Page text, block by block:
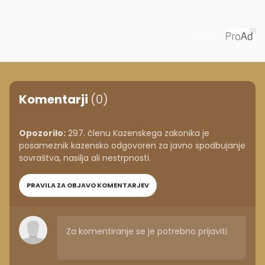
Komentarji (0)
Opozorilo: 297. členu Kazenskega zakonika je
posameznik kazensko odgovoren za javno spodbujanje
sovraštva, nasilja ali nestrpnosti.
PRAVILA ZA OBJAVO KOMENTARJEV